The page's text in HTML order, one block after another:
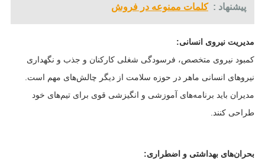
پیشنهاد : کلمات ممنوعه در فروش
مدیریت نیروی انسانی:
کمبود نیروی متخصص، فرسودگی شغلی کارکنان و جذب و نگهداری
نیروهای انسانی ماهر در حوزه سلامت از دیگر چالش‌های مهم است.
مدیران باید برنامه‌های آموزشی و انگیزشی قوی برای تیم‌های خود
طراحی کنند.
بحران‌های بهداشتی و اضطراری: